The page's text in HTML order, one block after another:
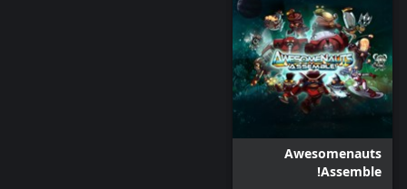
Awesomenauts
Assemble!